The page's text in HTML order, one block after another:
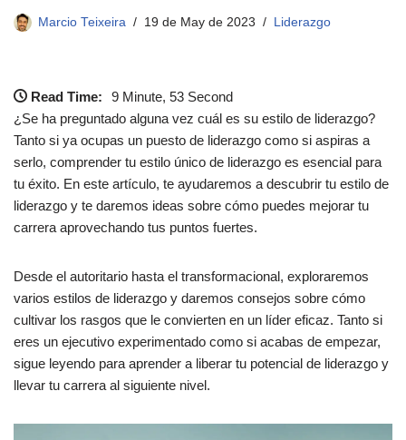
Marcio Teixeira 19 de May de 2023 Liderazgo
Read Time:
9 Minute, 53 Second
¿Se ha preguntado alguna vez cuál es su estilo de liderazgo?
Tanto si ya ocupas un puesto de liderazgo como si aspiras a
serlo, comprender tu estilo único de liderazgo es esencial para
tu éxito. En este artículo, te ayudaremos a descubrir tu estilo de
liderazgo y te daremos ideas sobre cómo puedes mejorar tu
carrera aprovechando tus puntos fuertes.
Desde el autoritario hasta el transformacional, exploraremos
varios estilos de liderazgo y daremos consejos sobre cómo
cultivar los rasgos que le convierten en un líder eficaz. Tanto si
eres un ejecutivo experimentado como si acabas de empezar,
sigue leyendo para aprender a liberar tu potencial de liderazgo y
llevar tu carrera al siguiente nivel.